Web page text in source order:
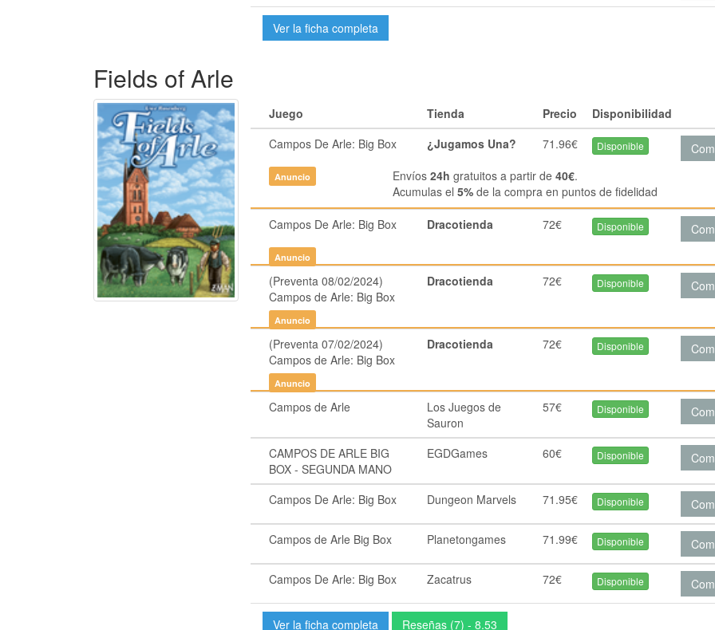
Ver la ficha completa
Fields of Arle
Juego Tienda Precio
Disponibilidad
Campos De Arle: Big Box
¿Jugamos Una? 71.96€ Disponible
Anuncio Envíos 24h gratuitos a partir de 40€.
Acumulas el 5%de la compra en puntos de fidelidad
Campos De Arle: Big Box Dracotienda 72€ Disponible
Anuncio
(Preventa 08/02/2024)
Campos de Arle: Big Box
Dracotienda 72€ Disponible
Anuncio
(Preventa 07/02/2024)
Campos de Arle: Big Box
Dracotienda 72€ Disponible
Anuncio
Campos de Arle
Los Juegos de
Sauron
57€ Disponible
CAMPOS DE ARLE BIG
BOX - SEGUNDA MANO
EGDGames 60€ Disponible
Campos De Arle: Big Box Dungeon Marvels 71.95€ Disponible
Campos de Arle Big Box Planetongames 71.99€ Disponible
Campos De Arle: Big Box Zacatrus 72€ Disponible
Ver la ficha completa Reseñas (7) - 8.53